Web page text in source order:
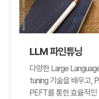
LLM 파인튜닝
다양한 Large
tuning 기술을 배우고,
PEFT를 통한 효율적